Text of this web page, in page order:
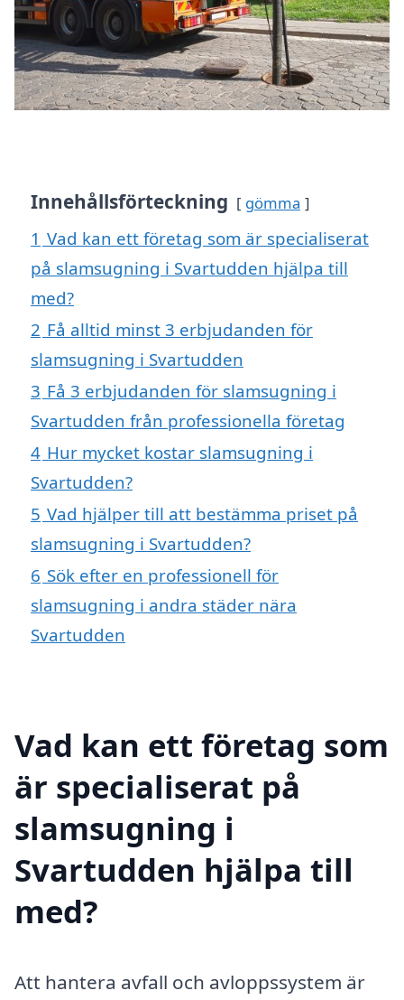
Innehållsförteckning gömma
1 Vad kan ett företag som är specialiserat
på slamsugning i Svartudden hjälpa till
med?
2 Få alltid minst 3 erbjudanden för
slamsugning i Svartudden
3 Få 3 erbjudanden för slamsugning i
Svartudden från professionella företag
4 Hur mycket kostar slamsugning i
Svartudden?
5 Vad hjälper till att bestämma priset på
slamsugning i Svartudden?
6 Sök efter en professionell för
slamsugning i andra städer nära
Svartudden
Vad kan ett företag som
är specialiserat på
slamsugning i
Svartudden hjälpa till
med?
Att hantera avfall och avloppssystem är